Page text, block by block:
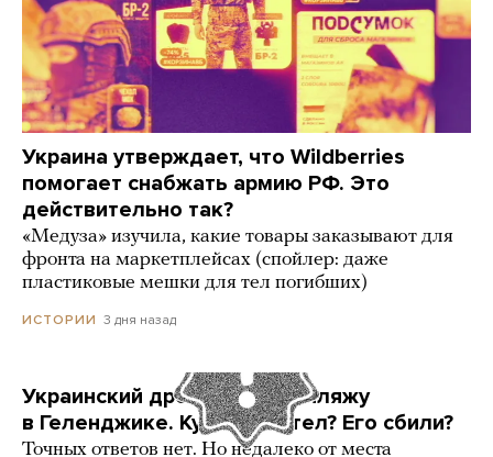
Украина утверждает, что Wildberries
помогает снабжать армию РФ. Это
действительно так?
«Медуза» изучила, какие товары заказывают для
фронта на маркетплейсах (спойлер: даже
пластиковые мешки для тел погибших)
ИСТОРИИ 3 дня назад
Украинский дрон попал по пляжу
в Геленджике. Куда он летел? Его сбили?
Точных ответов нет. Но недалеко от места